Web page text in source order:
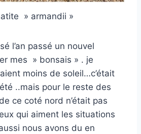
» armandii »
l’an passé un nouvel
mes » bonsais » . je
moins de soleil…c’était
..mais pour le reste des
ce coté nord n’était pas
qui aiment les situations
nous avons du en